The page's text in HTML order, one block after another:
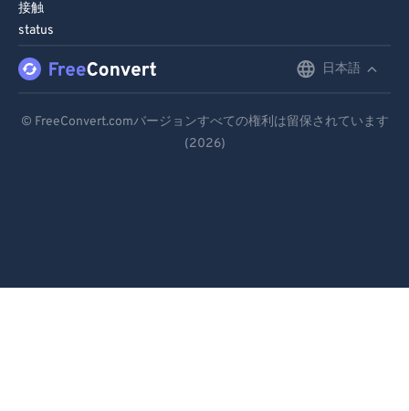
接触
status
日本語
Español
© FreeConvert.comバージョンすべての権利は留保されています
(2026)